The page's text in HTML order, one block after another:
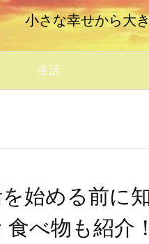
小さな幸せから大
生活
始める前に
べ物も紹介！